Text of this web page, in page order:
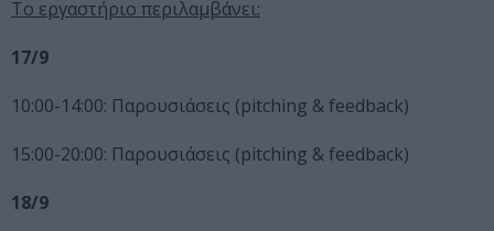
Το εργαστήριο περιλαμβάνει:
17/9
10:00-14:00: Παρουσιάσεις (pitching & feedback)
15:00-20:00: Παρουσιάσεις (pitching & feedback)
18/9